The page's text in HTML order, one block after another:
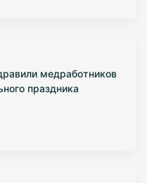
медработников
праздника